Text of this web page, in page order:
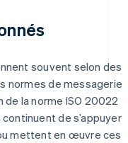
souvent selon des
normes de messagerie
de la norme ISO 20022
de s’appuyer
mettent en œuvre ces